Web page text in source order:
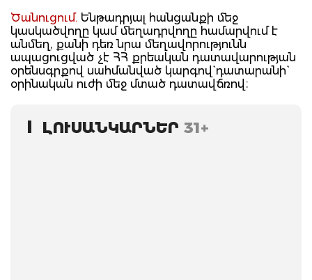
Ծանուցում. Ենթադրյալ հանցանքի մեջ
կասկածվողը կամ մեղադրվողը համարվում է
անմեղ, քանի դեռ նրա մեղավորությունն
ապացուցված չէ ՀՀ քրեական դատավարության
օրենսգրքով սահմանված կարգով` դատարանի`
օրինական ուժի մեջ մտած դատավճռով։
ԼՈՒՍԱՆԿԱՐՆԵՐ 31+